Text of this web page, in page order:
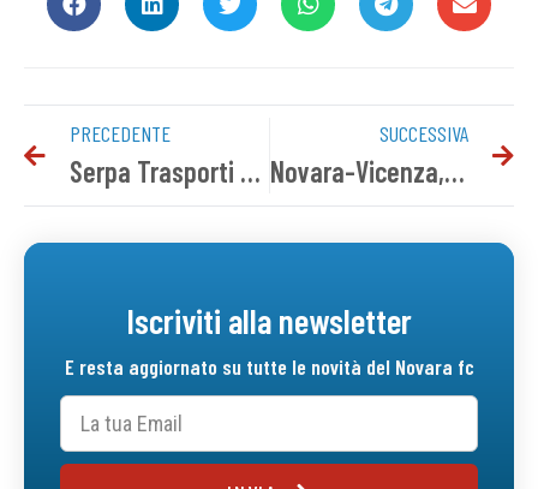
PRECEDENTE
Serpa Trasporti nuovo main sponsor del Novara FC
SUCCESSIVA
Novara-Vicenza, i convocati azzurri
Iscriviti alla newsletter
E resta aggiornato su tutte le novità del Novara fc